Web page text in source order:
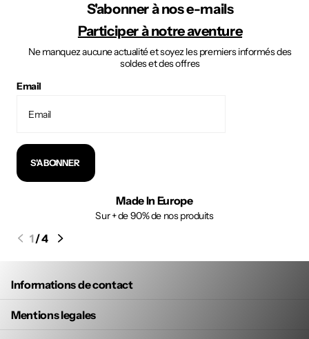
S'abonner à nos e-mails
Participer à notre aventure
Ne manquez aucune actualité et soyez les premiers informés des
soldes et des offres
Email
S'ABONNER
Made In Europe
Sur + de 90% de nos produits
1/4
Informations de contact
Mentions legales